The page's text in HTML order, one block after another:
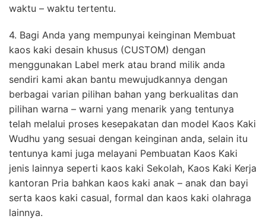
waktu – waktu tertentu.
4. Bagi Anda yang mempunyai keinginan Membuat
kaos kaki desain khusus (CUSTOM) dengan
menggunakan Label merk atau brand milik anda
sendiri kami akan bantu mewujudkannya dengan
berbagai varian pilihan bahan yang berkualitas dan
pilihan warna – warni yang menarik yang tentunya
telah melalui proses kesepakatan dan model Kaos Kaki
Wudhu yang sesuai dengan keinginan anda, selain itu
tentunya kami juga melayani Pembuatan Kaos Kaki
jenis lainnya seperti kaos kaki Sekolah, Kaos Kaki Kerja
kantoran Pria bahkan kaos kaki anak – anak dan bayi
serta kaos kaki casual, formal dan kaos kaki olahraga
lainnya.